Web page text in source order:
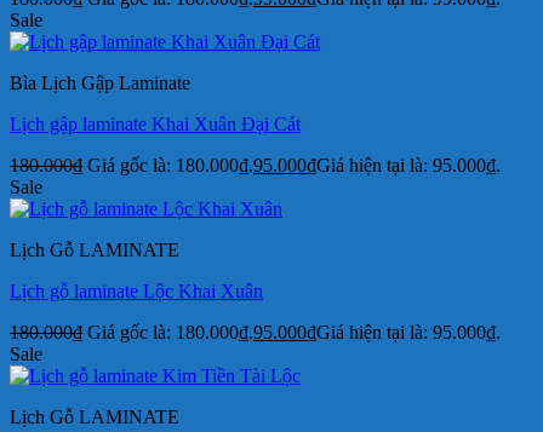
Sale
Bìa Lịch Gập Laminate
Lịch gập laminate Khai Xuân Đại Cát
180.000₫ Giá gốc là: 180.000₫.95.000₫Giá hiện tại là: 95.000₫.
Sale
Lịch Gỗ LAMINATE
Lịch gỗ laminate Lộc Khai Xuân
180.000₫ Giá gốc là: 180.000₫.95.000₫Giá hiện tại là: 95.000₫.
Sale
Lịch Gỗ LAMINATE